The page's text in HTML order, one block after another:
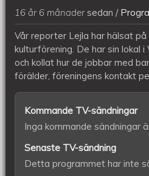
16 år 6 månadersedan
Vår reporter Lejla har hälsat
kulturförening. De har sin lokal i
och kollat hur de jobbar med
förälder, föreningens kontakt
Kommande TV-sändningar
Inga kommande sändningar
Senaste TV-sändning
Detta programmet har inte